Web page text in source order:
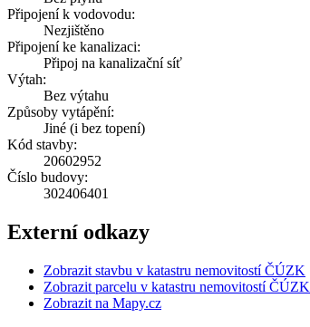
Připojení k vodovodu:
Nezjištěno
Připojení ke kanalizaci:
Připoj na kanalizační síť
Výtah:
Bez výtahu
Způsoby vytápění:
Jiné (i bez topení)
Kód stavby:
20602952
Číslo budovy:
302406401
Externí odkazy
Zobrazit stavbu v katastru nemovitostí ČÚZK
Zobrazit parcelu v katastru nemovitostí ČÚZK
Zobrazit na Mapy.cz